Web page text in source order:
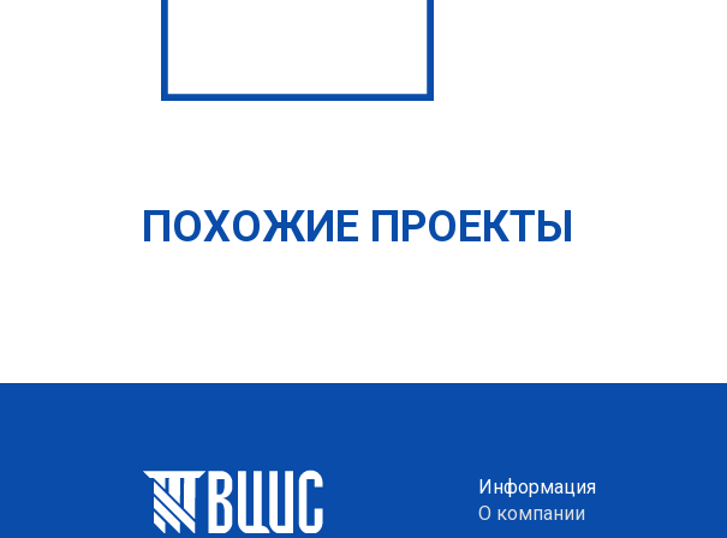
ПОХОЖИЕ ПРОЕКТЫ
Информация
О компании